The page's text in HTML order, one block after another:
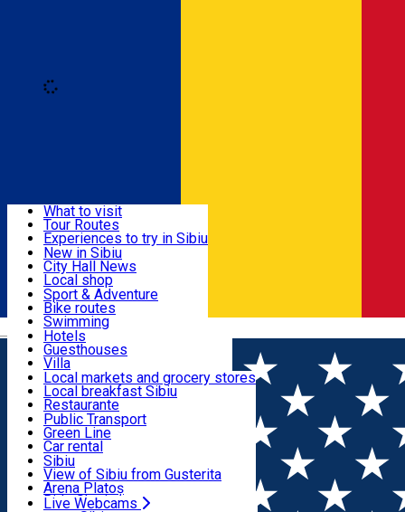
Română
Useful info
Activities & Adventure
Accommodation
Food, Drinks & Nightlife
Transport & Parking
Live Webcams
What to visit
Tour Routes
Experiences to try in Sibiu
Podcast
Culture
Museums
Churches
Parks, Zoo
County of Sibiu
New in Sibiu
City Hall News
Local shop
Sibiu artisans
Sibiul Verde
Public services
Education
How do I get to Sibiu
Tourist Info
Tour Guides
Guided tours
Publicații locale
Beauty salons
Sport & Adventure
Bike routes
Swimming
Riding
Indoor activities
Loc de joacă indoor
Loc de joacă outdoor
Ski
Ice skating
Yoga
Hotels
Guesthouses
Villa
Hostels
Motel
Camping
Renting rooms
Rooms for rent
Accommodation outside Sibiu
Local markets and grocery stores
Local breakfast Sibiu
Restaurante
Pizza
Fast Food
Coffee
Sweets
Pub, Bar
Night clubs
Bakeries
Public Transport
Green Line
Car rental
Rent a bike
Scooter rentals
Taxi
Ride Sharing
Sibiu
View of Sibiu from Gusterita
Arena Platoș
Live Webcams